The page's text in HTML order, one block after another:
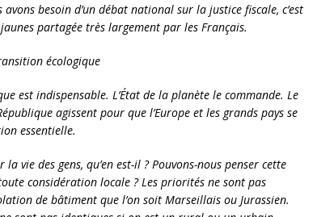
avons besoin d’un débat national sur la justice fiscale, c’est
partagée très largement par les Français.
écologique
est indispensable. L’État de la planète le commande. Le
agissent pour que l’Europe et les grands pays se
essentielle.
vie des gens, qu’en est-il ? Pouvons-nous penser cette
considération locale ? Les priorités ne sont pas
de bâtiment que l’on soit Marseillais ou Jurassien.